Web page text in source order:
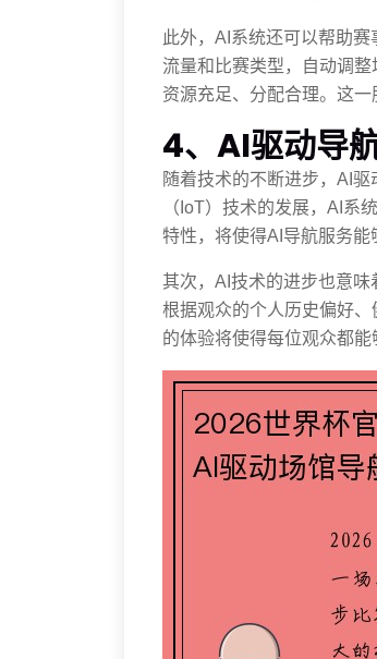
此外，AI系统还可以帮助
流量和比赛类型，自动调
资源充足、分配合理。这
4、AI驱动导
随着技术的不断进步，AI
（IoT）技术的发展，AI系
特性，将使得AI导航服务能
其次，AI技术的进步也意
根据观众的个人历史偏好
的体验将使得每位观众都能